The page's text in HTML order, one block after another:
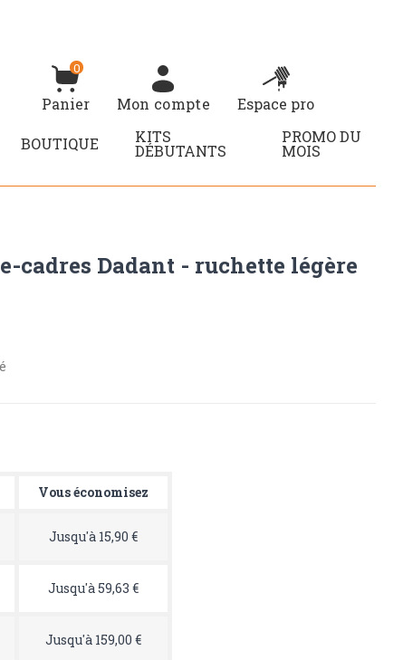
0
Panier Mon compte Espace pro
BOUTIQUE KITS
DÉBUTANTS
PROMO DU
MOIS
cadres Dadant - ruchette légère
Vous économisez
Jusqu'à 15,90 €
Jusqu'à 59,63 €
Jusqu'à 159,00 €